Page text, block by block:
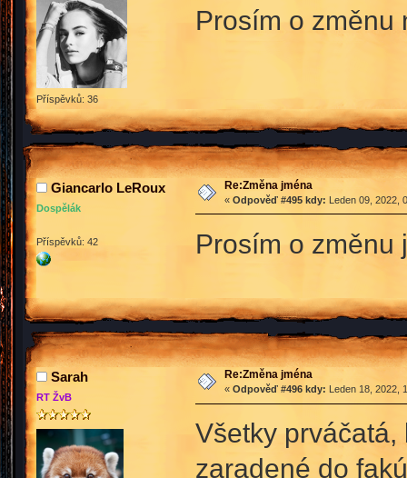
Příspěvků: 36
Prosím o
Giancarlo LeRoux
Dospělák
Příspěvků: 42
Re:Změna jména
« Odpověď #495 kdy: Leden 09, 2022,
Prosím o změnu
Sarah
RT ŽvB
Re:Změna jména
« Odpověď #496 kdy: Leden 18, 2022,
Všetky
zaradené do